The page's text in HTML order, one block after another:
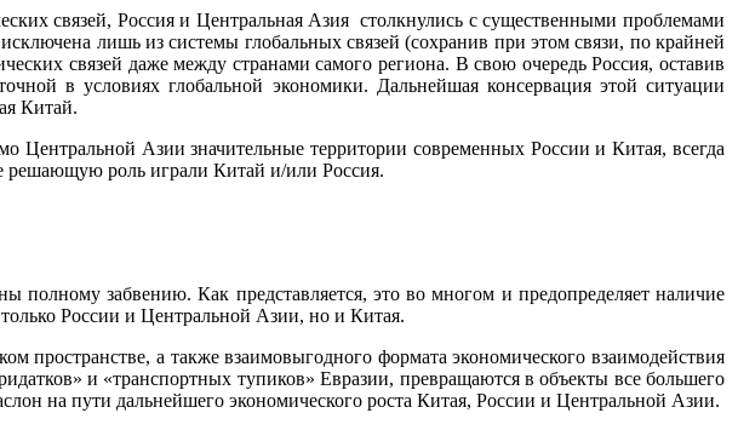
связей, Россия и Центральная Азия столкнулись с существенными проблемами
лишь из системы глобальных связей (сохранив при этом связи, по крайней
связей даже между странами самого региона. В свою очередь Россия, оставив
в условиях глобальной экономики. Дальнейшая консервация этой ситуации
Китай.
Азии значительные территории современных России и Китая, всегда
решающую роль играли Китай и/или Россия.
полному забвению. Как представляется, это во многом и предопределяет наличие
России и Центральной Азии, но и Китая.
пространстве, а также взаимовыгодного формата экономического взаимодействия
и «транспортных тупиков» Евразии, превращаются в объекты все большего
на пути дальнейшего экономического роста Китая, России и Центральной Азии.